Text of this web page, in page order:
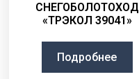
СНЕГОБОЛОТОХОД
«ТРЭКОЛ 39041»
Подробнее